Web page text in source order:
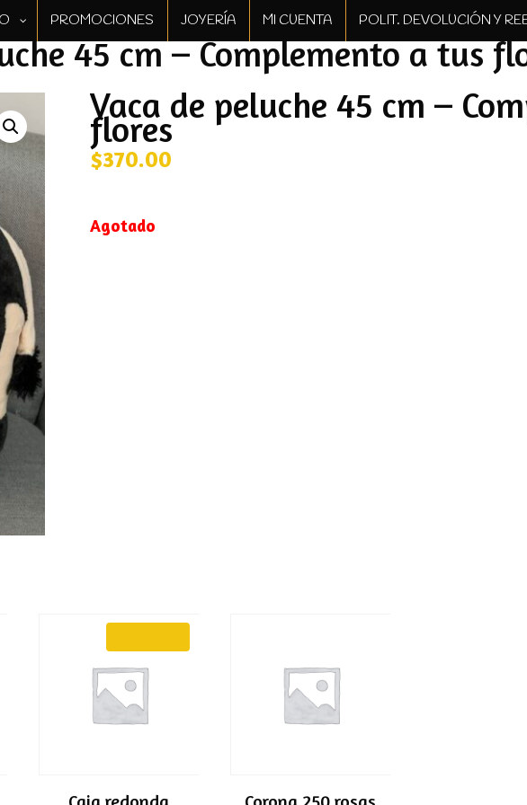
PROMOCIONES JOYERÍA MI CUENTA POLIT. DEVOLUCIÓN Y
45 cm – Complemento a tus
Vaca de peluche 45 cm –
flores
$370.00
Agotado